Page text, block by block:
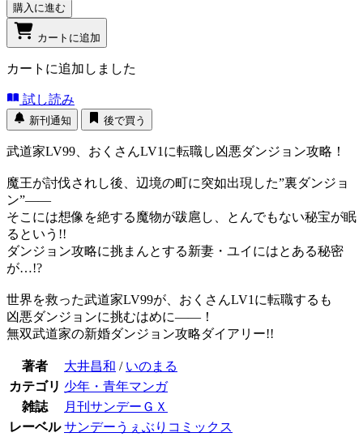
購入に進む
カートに追加
カートに追加しました
試し読み
新刊通知 後で買う
武道家LV99、おくさんLV1に転職し凶悪ダンジョン攻略！
魔王が討伐されし後、辺境の町に突如出現した”裏ダンジョ
ン”――
そこには想像を絶する魔物が跋扈し、とんでもない秘宝が眠
るという!!
ダンジョン攻略に挑まんとする新妻・ユイにはとある秘密
が…!?
世界を救った武道家LV99が、おくさんLV1に転職するも
凶悪ダンジョンに挑むはめに――！
無双武道家の新婚ダンジョン攻略ダイアリー!!
著者 大井昌和 / いのまる
カテゴリ 少年・青年マンガ
雑誌
月刊サンデーＧＸ
レーベル サンデーうぇぶりコミックス